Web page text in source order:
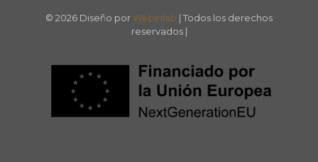
© 2026 Diseño por Webinlab | Todos los derechos
reservados |